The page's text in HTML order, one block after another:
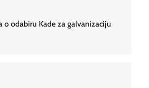
o odabiru Kade za galvanizaciju